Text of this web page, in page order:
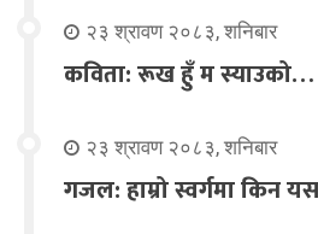
२३ श्रावण २०८३, शनिबार
कविता: रूख हुँ म स्याउको…
२३ श्रावण २०८३, शनिबार
गजल: हाम्रो स्वर्गमा किन